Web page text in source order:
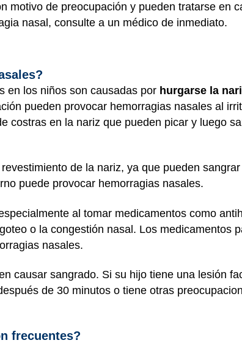
motivo de preocupación y pueden tratarse en
nasal, consulte a un médico de inmediato.
en los niños son causadas por hurgarse la
pueden provocar hemorragias nasales al
costras en la nariz que pueden picar y luego
de la nariz, ya que pueden
puede provocar hemorragias nasales.
al tomar medicamentos como
o la congestión nasal. Los medicamentos
nasales.
causar sangrado. Si su hijo tiene una lesión
de 30 minutos o tiene otras
frecuentes?